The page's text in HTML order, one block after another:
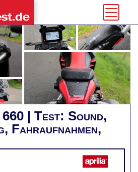
| Test: Sound,
Fahraufnahmen,